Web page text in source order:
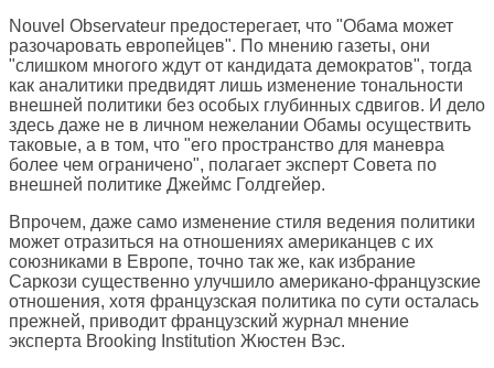
Nouvel Observateur предостерегает, что "Обама может
разочаровать европейцев". По мнению газеты, они
"слишком многого ждут от кандидата демократов", тогда
как аналитики предвидят лишь изменение тональности
внешней политики без особых глубинных сдвигов. И дело
здесь даже не в личном нежелании Обамы осуществить
таковые, а в том, что "его пространство для маневра
более чем ограничено", полагает эксперт Совета по
внешней политике Джеймс Голдгейер.
Впрочем, даже само изменение стиля ведения политики
может отразиться на отношениях американцев с их
союзниками в Европе, точно так же, как избрание
Саркози существенно улучшило американо-французские
отношения, хотя французская политика по сути осталась
прежней, приводит французский журнал мнение
эксперта Brooking Institution Жюстен Вэс.